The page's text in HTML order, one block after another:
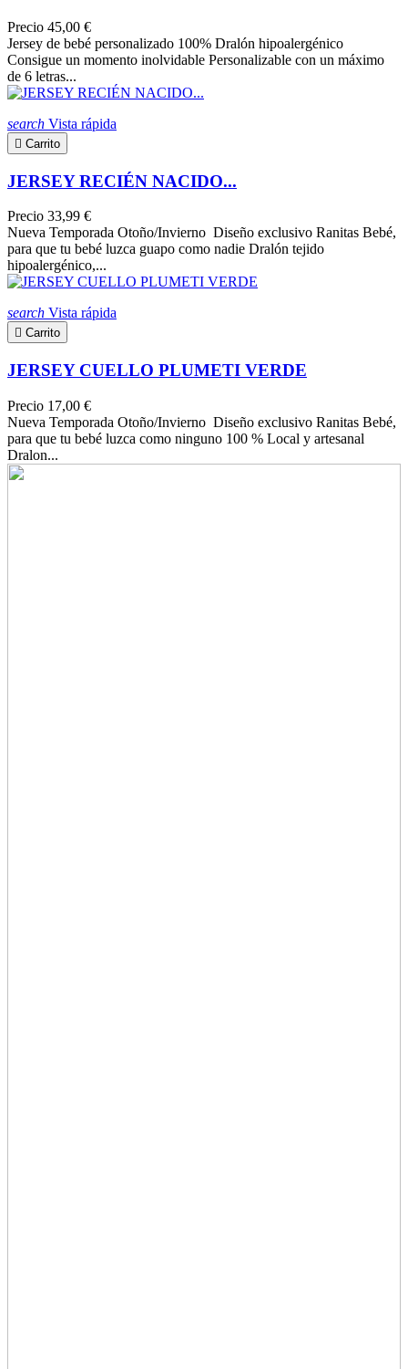
Precio 45,00 €
Jersey de bebé personalizado 100% Dralón hipoalergénico
Consigue un momento inolvidable Personalizable con un máximo
de 6 letras...
search Vista rápida
 Carrito
JERSEY RECIÉN NACIDO...
Precio 33,99 €
Nueva Temporada Otoño/Invierno Diseño exclusivo Ranitas Bebé,
para que tu bebé luzca guapo como nadie Dralón tejido
hipoalergénico,...
search Vista rápida
 Carrito
JERSEY CUELLO PLUMETI VERDE
Precio 17,00 €
Nueva Temporada Otoño/Invierno Diseño exclusivo Ranitas Bebé,
para que tu bebé luzca como ninguno 100 % Local y artesanal
Dralon...